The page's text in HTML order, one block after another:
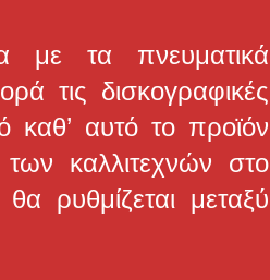
με τα πνευματικά
τις δισκογραφικές
καθ’ αυτό το προϊόν
καλλιτεχνών στο
ρυθμίζεται μεταξύ